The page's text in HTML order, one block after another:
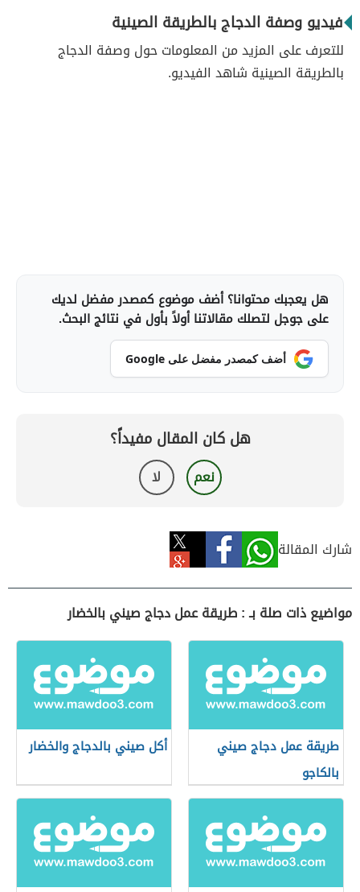
فيديو وصفة الدجاج بالطريقة الصينية
للتعرف على المزيد من المعلومات حول وصفة الدجاج
بالطريقة الصينية شاهد الفيديو.
هل يعجبك محتوانا؟ أضف موضوع كمصدر مفضل لديك
على جوجل لتصلك مقالاتنا أولاً بأول في نتائج البحث.
أضف كمصدر مفضل على Google
هل كان المقال مفيداً؟
نعم لا
شارك المقالة
مواضيع ذات صلة بـ : طريقة عمل دجاج صيني بالخضار
طريقة عمل دجاج صيني
بالكاجو
أكل صيني بالدجاج والخضار